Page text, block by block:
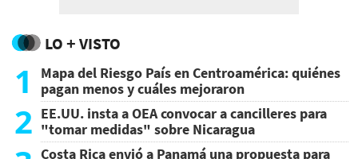
LO + VISTO
1
Mapa del Riesgo País en Centroamérica: quiénes
pagan menos y cuáles mejoraron
2 EE.UU. insta a OEA convocar a cancilleres para
"tomar medidas" sobre Nicaragua
Costa Rica envió a Panamá una propuesta para